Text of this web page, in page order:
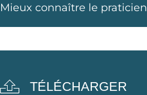
Mieux connaître le praticien
TÉLÉCHARGER